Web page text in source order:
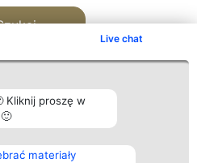
Live chat
Kliknij proszę w
materiały
Kontakt
Kontakt